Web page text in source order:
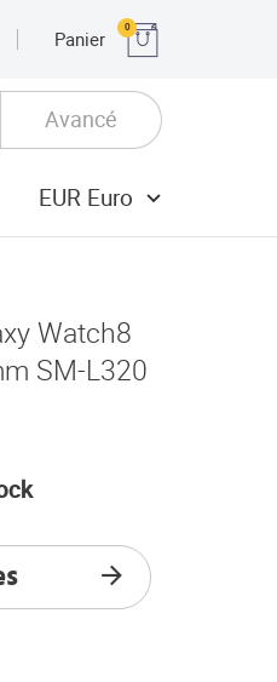
Panier
0
Avancé
EUR Euro
Watch8
SM-L320